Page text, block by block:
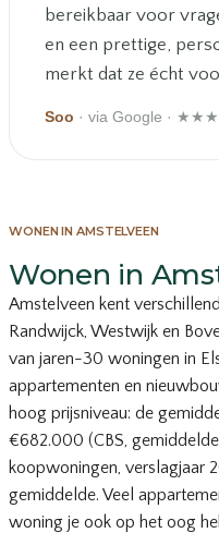
bereikbaar voor
en een prettige,
merkt dat ze écht
Soo · via Google ·
WONEN IN AMSTELVEEN
Wonen in
Amstelveen kent
Randwijck, Westwijk en
van jaren-30 woningen in
appartementen en
hoog prijsniveau: de
€682.000 (CBS,
koopwoningen, verslagjaar
gemiddelde. Veel
woning je ook op het oog